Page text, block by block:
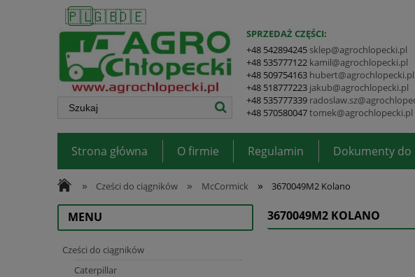
🇵🇱🇬🇧🇩🇪
SPRZEDAŻ CZĘŚCI:
+48 542894245 sklep@agrochlopecki.pl
+48 535777122 kamil@agrochlopecki.pl
+48 509754163 hubert@agrochlopecki.pl
+48 518777223 jakub@agrochlopecki.pl
+48 535777339
+48 570580047tomek@agrochlopecki.pl
Strona główna O firmie Regulamin Dokumenty
» Cześci do ciągników » McCormick » 3670049M2 Kolano
MENU
Cześci do ciągników
Caterpillar
3670049M2 KOLANO